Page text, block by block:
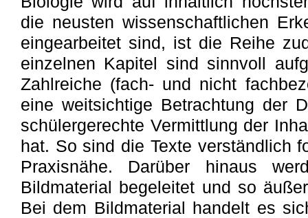
die neusten wissenschaftlichen
eingearbeitet sind, ist die Reihe
einzelnen Kapitel sind sinnvoll
Zahlreiche (fach- und nicht
eine weitsichtige Betrachtung der
schülergerechte Vermittlung der
hat. So sind die Texte verständlich
Praxisnähe. Darüber hinaus
Bildmaterial begeleitet und so
Bei dem Bildmaterial handelt es